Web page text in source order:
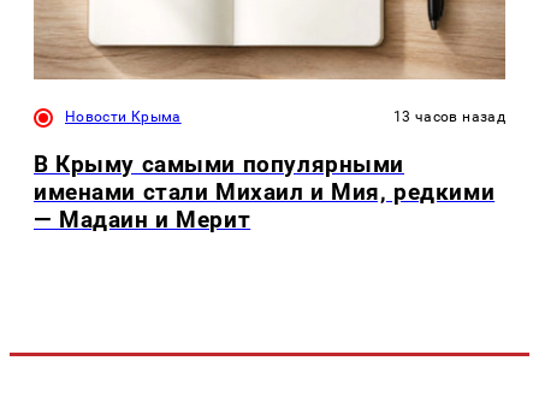
Новости Крыма 13 часов назад
В Крыму самыми популярными
именами стали Михаил и Мия, редкими
— Мадаин и Мерит